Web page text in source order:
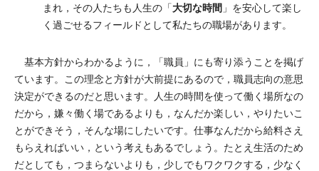
まれ，その人たちも人生の「大切な時間 」を安心して楽し
く過ごせるフィールドとして私たちの職場があります。
基本方針からわかるように，「職員」にも寄り添うことを掲げ
ています。この理念と方針が大前提にあるので，職員志向の意思
決定ができるのだと思います。人生の時間を使って働く場所なの
だから，嫌々働く場であるよりも，なんだか楽しい，やりたいこ
とができそう，そんな場にしたいです。仕事なんだから給料さえ
もらえればいい，という考えもあるでしょう。たとえ生活のため
だとしても，つまらないよりも，少しでもワクワクする，少なく